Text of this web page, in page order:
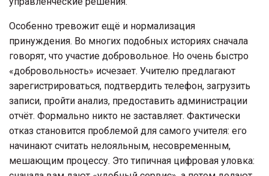
Особенно тревожит ещё и нормализация
принуждения. Во многих подобных историях сначала
говорят, что участие добровольное. Но очень быстро
«добровольность» исчезает. Учителю предлагают
зарегистрироваться, подтвердить телефон, загрузить
записи, пройти анализ, предоставить администрации
отчёт. Формально никто не заставляет. Фактически
отказ становится проблемой для самого учителя: его
начинают считать нелояльным, несовременным,
мешающим процессу. Это типичная цифровая уловка: